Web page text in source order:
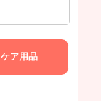
ケア用品